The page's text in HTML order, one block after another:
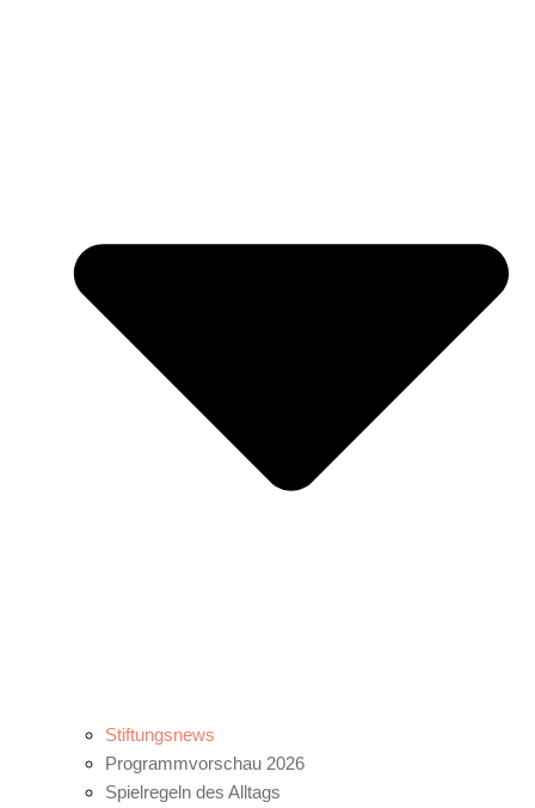
Stiftungsnews
Programmvorschau 2026
Spielregeln des Alltags